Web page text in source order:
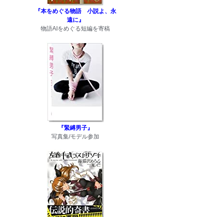
『本をめぐる物語 小説よ、永
遠に』
物語AIをめぐる短編を寄稿
『緊縛男子』
写真集/モデル参加